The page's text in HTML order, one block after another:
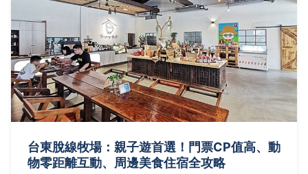
台東脫線牧場：親子遊首選！門票CP值高、動
物零距離互動、周邊美食住宿全攻略